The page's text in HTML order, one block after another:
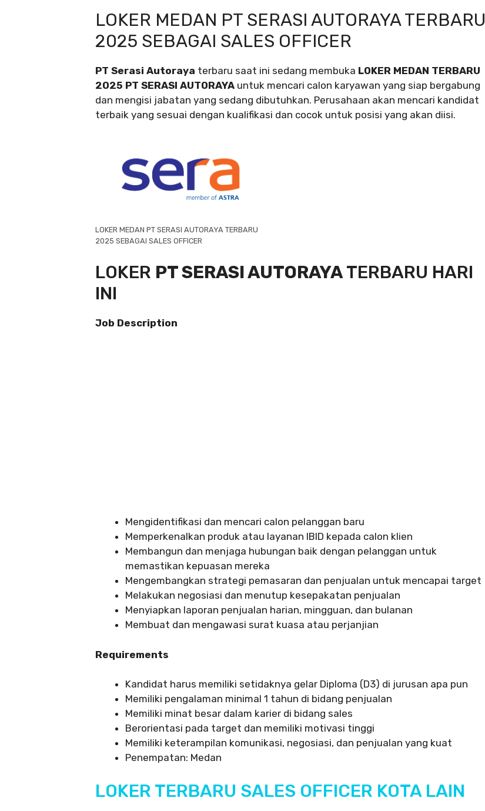
LOKER MEDAN PT SERASI AUTORAYA TERBARU
2025 SEBAGAI SALES OFFICER
PT Serasi Autoraya terbaru saat ini sedang membuka LOKER MEDAN TERBARU
2025 PT SERASI AUTORAYA untuk mencari calon karyawan yang siap bergabung
dan mengisi jabatan yang sedang dibutuhkan. Perusahaan akan mencari kandidat
terbaik yang sesuai dengan kualifikasi dan cocok untuk posisi yang akan diisi.
LOKER MEDAN PT SERASI AUTORAYA TERBARU
2025 SEBAGAI SALES OFFICER
LOKER PT SERASI AUTORAYATERBARU HARI
INI
Job Description
Mengidentifikasi dan mencari calon pelanggan baru
Memperkenalkan produk atau layanan IBID kepada calon klien
Membangun dan menjaga hubungan baik dengan pelanggan untuk
memastikan kepuasan mereka
Mengembangkan strategi pemasaran dan penjualan untuk mencapai target
Melakukan negosiasi dan menutup kesepakatan penjualan
Menyiapkan laporan penjualan harian, mingguan, dan bulanan
Membuat dan mengawasi surat kuasa atau perjanjian
Requirements
Kandidat harus memiliki setidaknya gelar Diploma (D3) di jurusan apa pun
Memiliki pengalaman minimal 1 tahun di bidang penjualan
Memiliki minat besar dalam karier di bidang sales
Berorientasi pada target dan memiliki motivasi tinggi
Memiliki keterampilan komunikasi, negosiasi, dan penjualan yang kuat
Penempatan: Medan
LOKER TERBARU SALES OFFICER KOTA LAIN